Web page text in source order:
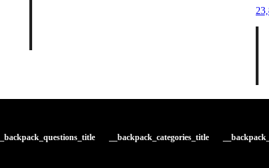
__backpack_questions_title __backpack_categories_title